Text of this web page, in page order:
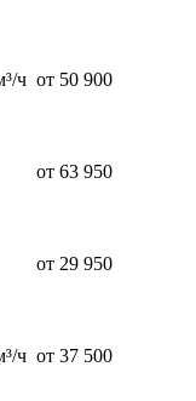
ч от 50 900
от 63 950
от 29 950
ч от 37 500